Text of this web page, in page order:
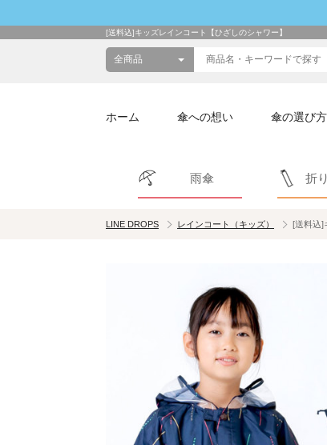
[送料込]キッズレインコート【ひざしのシャワー】
ホーム 傘への想い 傘の選び方
雨傘 折
LINE DROPS レインコート（キッズ） [送料込]